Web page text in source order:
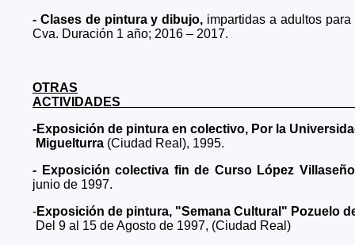
- Clases de pintura y dibujo, impartidas a adultos
Cva. Duración 1 año; 2016 – 2017.
OTRAS
-Exposición de pintura en colectivo, Por la
Miguelturra (Ciudad Real), 1995.
- Exposición colectiva fin de Curso López
junio de 1997.
-Exposición de pintura, "Semana Cultural" Pozuelo
Del 9 al 15 de Agosto de 1997, (Ciudad Real)